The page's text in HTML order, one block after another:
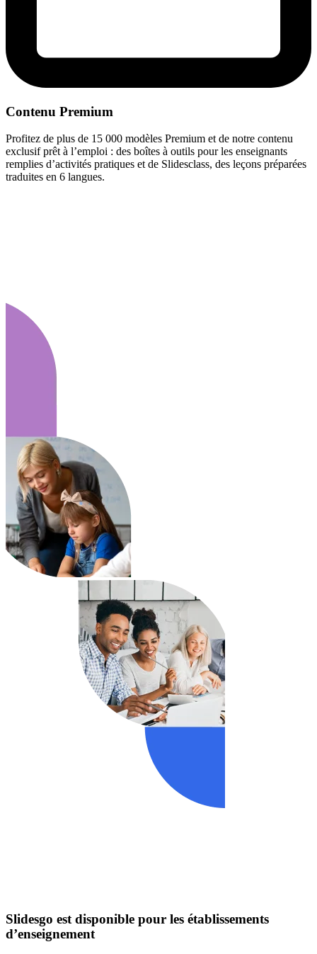
Contenu Premium
Profitez de plus de 15 000 modèles Premium et de notre contenu
exclusif prêt à l’emploi : des boîtes à outils pour les enseignants
remplies d’activités pratiques et de Slidesclass, des leçons préparées
traduites en 6 langues.
Slidesgo est disponible pour les établissements
d’enseignement